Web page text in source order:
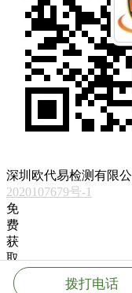
深圳欧代易检测有限
2020107679号-1
免
费
获
取
方
拨打电话